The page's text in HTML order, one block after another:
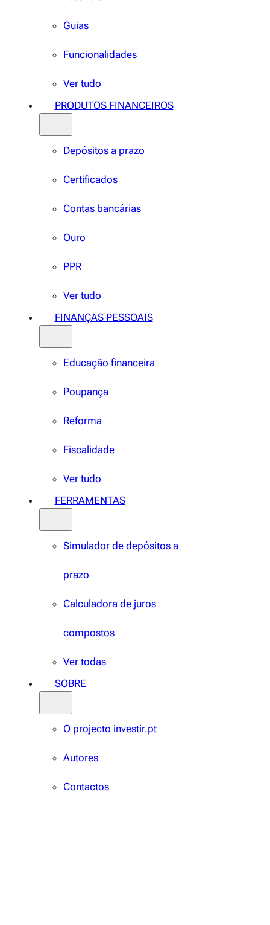
Guias
Funcionalidades
Ver tudo
PRODUTOS FINANCEIROS
Depósitos a prazo
Certificados
Contas bancárias
Ouro
PPR
Ver tudo
FINANÇAS PESSOAIS
Educação financeira
Poupança
Reforma
Fiscalidade
Ver tudo
FERRAMENTAS
Simulador de depósitos a
prazo
Calculadora de juros
compostos
Ver todas
SOBRE
O projecto investir.pt
Autores
Contactos